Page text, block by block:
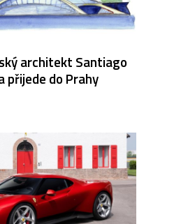
architekt Santiago
přijede do Prahy